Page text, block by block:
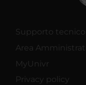
Supporto tecnico
Area
MyUnivr
Privacy policy